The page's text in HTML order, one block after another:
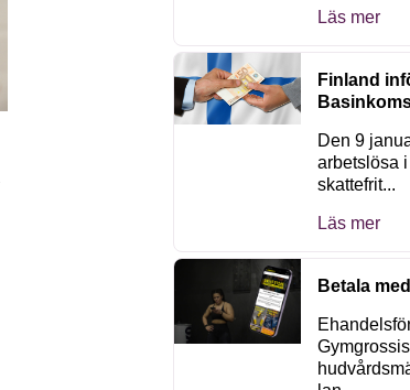
Läs mer
Finland
Den 9
arbetslösa
skattefrit...
Läs mer
Betala